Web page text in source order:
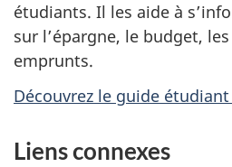
étudiants. Il les aide à
sur l’épargne, le budget,
emprunts.
Découvrez le guide
Liens connexes